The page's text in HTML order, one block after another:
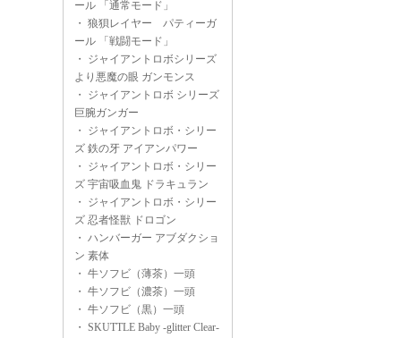
ール 「通常モード」
・ 狼狽レイヤー パティーガ
ール 「戦闘モード」
・ ジャイアントロボシリーズ
より悪魔の眼 ガンモンス
・ ジャイアントロボ シリーズ
巨腕ガンガー
・ ジャイアントロボ・シリー
ズ 鉄の牙 アイアンパワー
・ ジャイアントロボ・シリー
ズ 宇宙吸血鬼 ドラキュラン
・ ジャイアントロボ・シリー
ズ 忍者怪獣 ドロゴン
・ ハンバーガー アブダクショ
ン 素体
・ 牛ソフビ（薄茶）一頭
・ 牛ソフビ（濃茶）一頭
・ 牛ソフビ（黒）一頭
・ SKUTTLE Baby -glitter Clear-